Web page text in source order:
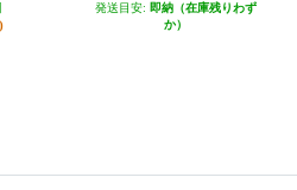
発送目安: 即納（在庫残りわず
か）